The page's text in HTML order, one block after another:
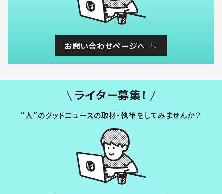
お問い合わせページへ
ライター募集！
“人”のグッドニュースの取材・執筆をしてみませんか？